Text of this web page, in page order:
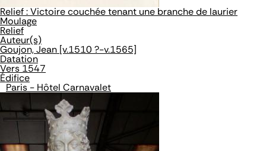
Relief : Victoire couchée tenant une branche de laurier
Moulage
Relief
Auteur(s)
Goujon, Jean [v.1510 ?-v.1565]
Datation
Vers 1547
Édifice
Paris - Hôtel Carnavalet